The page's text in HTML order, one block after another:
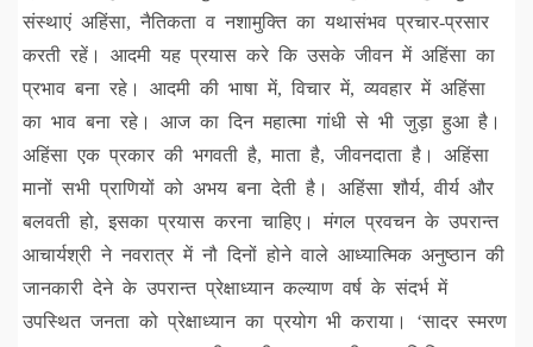
संस्थाएं अहिंसा, नैतिकता व नशामुक्ति का यथासंभव प्रचार-प्रसार
करती रहें। आदमी यह प्रयास करे कि उसके जीवन में अहिंसा का
प्रभाव बना रहे। आदमी की भाषा में, विचार में, व्यवहार में अहिंसा
का भाव बना रहे। आज का दिन महात्मा गांधी से भी जुड़ा हुआ है।
अहिंसा एक प्रकार की भगवती है, माता है, जीवनदाता है। अहिंसा
मानों सभी प्राणियों को अभय बना देती है। अहिंसा शौर्य, वीर्य और
बलवती हो, इसका प्रयास करना चाहिए। मंगल प्रवचन के उपरान्त
आचार्यश्री ने नवरात्र में नौ दिनों होने वाले आध्यात्मिक अनुष्ठान की
जानकारी देने के उपरान्त प्रेक्षाध्यान कल्याण वर्ष के संदर्भ में
उपस्थित जनता को प्रेक्षाध्यान का प्रयोग भी कराया। ‘सादर स्मरण